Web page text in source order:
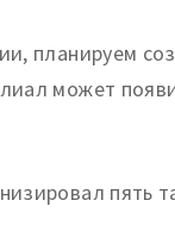
планируем
может
пять